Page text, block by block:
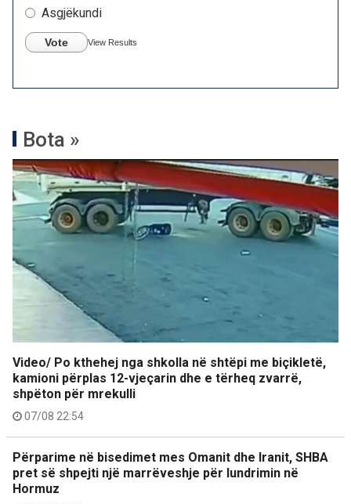
Asgjëkundi
Vote View Results
Bota »
Video/ Po kthehej nga shkolla në shtëpi me biçikletë,
kamioni përplas 12-vjeçarin dhe e tërheq zvarrë,
shpëton për mrekulli
07/08 22:54
Përparime në bisedimet mes Omanit dhe Iranit, SHBA
pret së shpejti një marrëveshje për lundrimin në
Hormuz